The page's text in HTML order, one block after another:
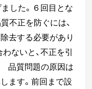
した。６回目とな
不正を防ぐには、
去する必要があり
ないと、不正を引
品質問題の原因は
ます。前回まで設